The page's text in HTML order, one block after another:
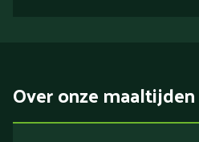
Over onze maaltijden